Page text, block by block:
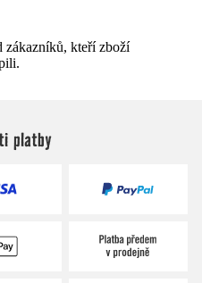
zákazníků, kteří zboží
platby